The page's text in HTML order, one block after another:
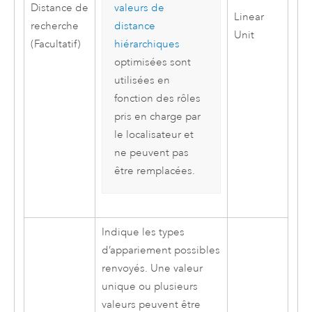
Distance de
recherche
(Facultatif)
valeurs de
distance
hiérarchiques
optimisées sont
utilisées en
fonction des rôles
pris en charge par
le localisateur et
ne peuvent pas
être remplacées.
Linear
Unit
Indique les types
d’appariement possibles
renvoyés. Une valeur
unique ou plusieurs
valeurs peuvent être